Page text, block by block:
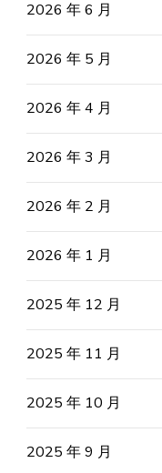
2026 年 6 月
2026 年 5 月
2026 年 4 月
2026 年 3 月
2026 年 2 月
2026 年 1 月
2025 年 12 月
2025 年 11 月
2025 年 10 月
2025 年 9 月